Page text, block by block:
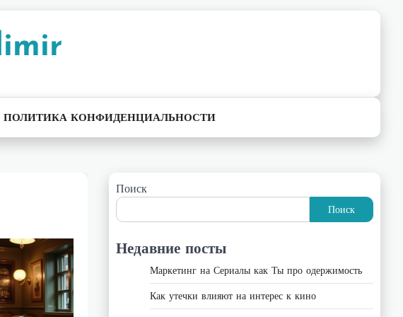
ПОЛИТИКА КОНФИДЕНЦИАЛЬНОСТИ
Поиск
Поиск
Недавние посты
Маркетинг на Сериалы как Ты про одержимость
Как утечки влияют на интерес к кино